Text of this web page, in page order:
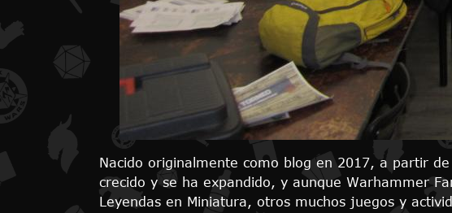
Nacido originalmente como blog en 2017, a partir
crecido y se ha expandido, y aunque Warhammer
Leyendas en Miniatura, otros muchos juegos y